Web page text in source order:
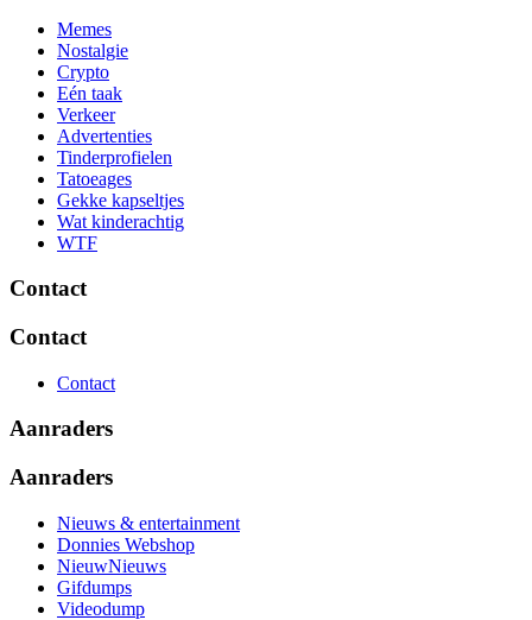
Memes
Nostalgie
Crypto
Eén taak
Verkeer
Advertenties
Tinderprofielen
Tatoeages
Gekke kapseltjes
Wat kinderachtig
WTF
Contact
Contact
Contact
Aanraders
Aanraders
Nieuws & entertainment
Donnies Webshop
NieuwNieuws
Gifdumps
Videodump